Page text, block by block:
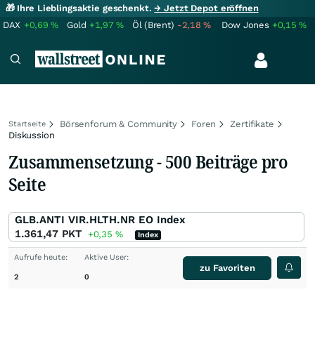
🎁 Ihre Lieblingsaktie geschenkt.→ Jetzt Depot eröffnen
DAX +0,69% Gold +1,97% Öl (Brent) -2,18% Dow Jones +0,15%
Startseite Börsenforum & Community Foren
Zertifikate
Diskussion
Zusammensetzung - 500 Beiträge pro
Seite
GLB.ANTI VIR.HLTH.NR EO Index
1.361,47 PKT +0,35 % Index
Aufrufe heute:
2
Aktive User:
0
zu Favoriten